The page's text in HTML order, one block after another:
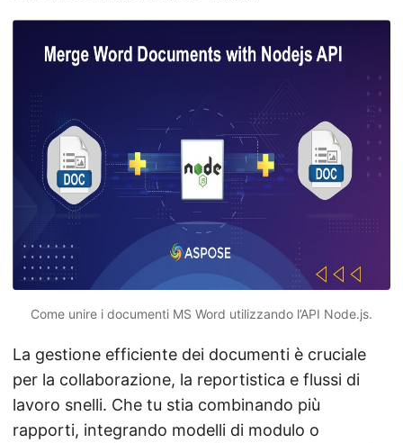
Come unire i documenti MS Word utilizzando l’API Node.js.
La gestione efficiente dei documenti è cruciale
per la collaborazione, la reportistica e flussi di
lavoro snelli. Che tu stia combinando più
rapporti, integrando modelli di modulo o